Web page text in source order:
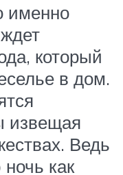
именно
который
в дом.
извещая
Ведь
как